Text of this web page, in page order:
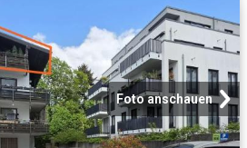
Foto anschauen